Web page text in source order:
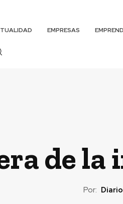
EMPRESAS
de
Por: